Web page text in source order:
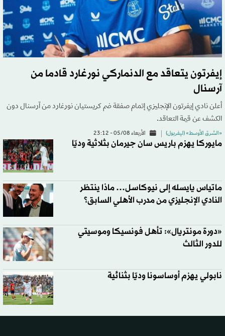
إيفرتون يتعاقد مع الدنماركي نورغارد قادما من
آرسنال
أعلن نادي إيفرتون الإنجليزي إتمام صفقة ضم كريستيان نورغارد من آرسنال دون
الكشف عن قيمة التعاقد.
«الشرق الأوسط» (ليفربول) الأربعاء 05/08 - 23:12
مايوركا يهزم باريس سان جيرمان بثلاثية وديّا
ماتياس يايسله إلى نيوكاسل… ماذا ينتظر
النادي الإنجليزي من مدرب الأهلي السابق؟
«دورة مونتريال»: تأهل فونسيكا وموسيتي
للدور الثالث
نابولي يهزم أوساسونا وديّا بثنائية